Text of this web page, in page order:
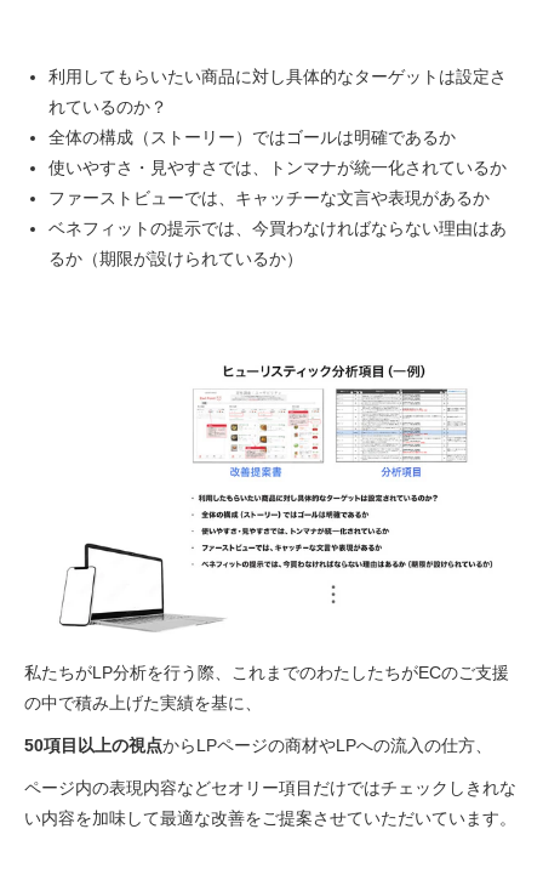
利用してもらいたい商品に対し具体的なターゲットは設定さ
れているのか？
全体の構成（ストーリー）ではゴールは明確であるか
使いやすさ・見やすさでは、トンマナが統一化されているか
ファーストビューでは、キャッチーな文言や表現があるか
ベネフィットの提示では、今買わなければならない理由はあ
るか（期限が設けられているか）
私たちがLP分析を行う際、これまでのわたしたちがECのご支援
の中で積み上げた実績を基に、
50項目以上の視点からLPページの商材やLPへの流入の仕方、
ページ内の表現内容などセオリー項目だけではチェックしきれな
い内容を加味して最適な改善をご提案させていただいています。